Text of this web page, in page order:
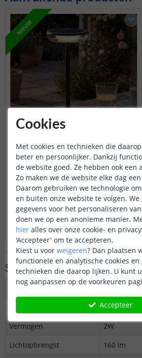
NIEUW
Tafellamp USB-C touch
VITA zwart
OP VOORRAAD 29, 14,95
IN WINKELWAGEN
Specificaties
Kleur
Warm wit
Vermogen
2W
Lichtopbrengst
160 lm
Cookies
Met cookies en technieken die
beter en persoonlijker. Dankzij
de website goed. Ze hebben ook een
Zo maken we de website elke dag
Daarom gebruiken we technologie
en buiten onze website te volgen.
gegevens voor het personaliseren
doen we op een anonieme manier.
hier alles over onze cookie- en
'Accepteer' om te accepteren.
Kiest u voor weigeren? Dan plaatsen
functionele en analytische cookies
technieken die daarop lijken. U kunt
nog aanpassen op de voorkeuren
Accepteer